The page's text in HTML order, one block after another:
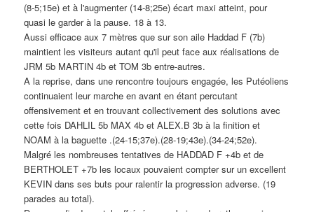
(8-5;15e) et à l'augmenter (14-8;25e) écart maxi atteint, pour
quasi le garder à la pause. 18 à 13.
Aussi efficace aux 7 mètres que sur son aile Haddad F (7b)
maintient les visiteurs autant qu'il peut face aux réalisations de
JRM 5b MARTIN 4b et TOM 3b entre-autres.
A la reprise, dans une rencontre toujours engagée, les Putéoliens
continuaient leur marche en avant en étant percutant
offensivement et en trouvant collectivement des solutions avec
cette fois DAHLIL 5b MAX 4b et ALEX.B 3b à la finition et
NOAM à la baguette .(24-15;37e).(28-19;43e).(34-24;52e).
Malgré les nombreuses tentatives de HADDAD F +4b et de
BERTHOLET +7b les locaux pouvaient compter sur un excellent
KEVIN dans ses buts pour ralentir la progression adverse. (19
parades au total).